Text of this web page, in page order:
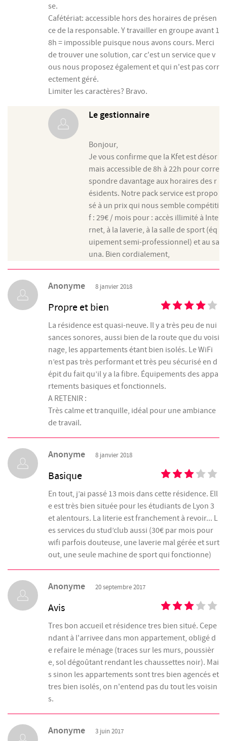
se.
Cafétériat: accessible hors des horaires de présen
ce de la responsable. Y travailler en groupe avant 1
8h = impossible puisque nous avons cours. Merci
de trouver une solution, car c'est un service que v
ous nous proposez également et qui n'est pas corr
ectement géré.
Limiter les caractères? Bravo.
Le gestionnaire
Bonjour,
Je vous confirme que la Kfet est désor
mais accessible de 8h à 22h pour corre
spondre davantage aux horaires des r
ésidents. Notre pack service est propo
sé à un prix qui nous semble compétiti
f : 29€ / mois pour : accès illimité à Inte
rnet, à la laverie, à la salle de sport (éq
uipement semi-professionnel) et au sa
una. Bien cordialement,
Anonyme 8 janvier 2018
Propre et bien
La résidence est quasi-neuve. Il y a très peu de nui
sances sonores, aussi bien de la route que du voisi
nage, les appartements étant bien isolés. Le WiFi
n’est pas très performant et très peu sécurisé en d
épit du fait qu’il y a la fibre. Équipements des appa
rtements basiques et fonctionnels.
A RETENIR :
Très calme et tranquille, idéal pour une ambiance
de travail.
Anonyme 8 janvier 2018
Basique
En tout, j’ai passé 13 mois dans cette résidence. Ell
e est très bien située pour les étudiants de Lyon 3
et alentours. La literie est franchement à revoir... L
es services du stud’club aussi (30€ par mois pour
wifi parfois douteuse, une laverie mal gérée et surt
out, une seule machine de sport qui fonctionne)
Anonyme 20 septembre 2017
Avis
Tres bon accueil et résidence tres bien situé. Cepe
ndant à l'arrivee dans mon appartement, obligé d
e refaire le ménage (traces sur les murs, poussièr
e, sol dégoûtant rendant les chaussettes noir). Mai
s sinon les appartements sont tres bien agencés et
tres bien isolés, on n'entend pas du tout les voisin
s.
Anonyme 3 juin 2017